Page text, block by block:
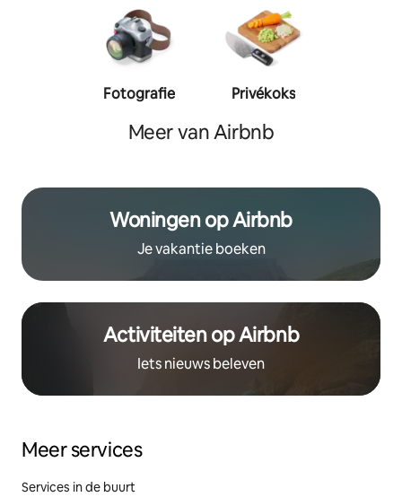
Fotografie Privékoks
Meer van Airbnb
Woningen op Airbnb
Je vakantie boeken
Activiteiten op Airbnb
Iets nieuws beleven
Meer services
Services in de buurt